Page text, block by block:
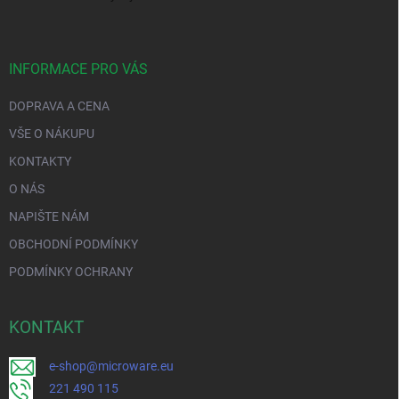
INFORMACE PRO VÁS
DOPRAVA A CENA
VŠE O NÁKUPU
KONTAKTY
O NÁS
NAPIŠTE NÁM
OBCHODNÍ PODMÍNKY
PODMÍNKY OCHRANY
KONTAKT
e-shop@microware.eu
221 490 115